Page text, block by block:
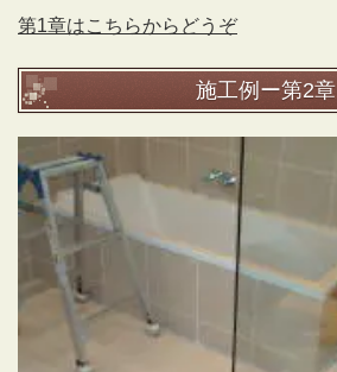
第1章はこちらからどうぞ
施工例ー第2章